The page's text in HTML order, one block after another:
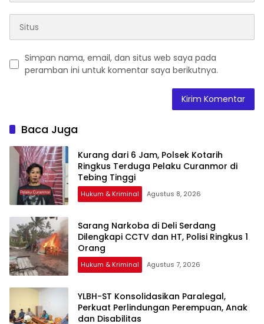
Simpan nama, email, dan situs web saya pada
peramban ini untuk komentar saya berikutnya.
Baca Juga
Kurang dari 6 Jam, Polsek Kotarih
Ringkus Terduga Pelaku Curanmor di
Tebing Tinggi
Hukum & Kriminal Agustus 8, 2026
Sarang Narkoba di Deli Serdang
Dilengkapi CCTV dan HT, Polisi Ringkus 1
Orang
Hukum & Kriminal Agustus 7, 2026
YLBH-ST Konsolidasikan Paralegal,
Perkuat Perlindungan Perempuan, Anak